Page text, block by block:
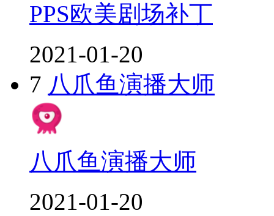
PPS欧美剧场补丁
2021-01-20
7 八爪鱼演播大师
八爪鱼演播大师
2021-01-20